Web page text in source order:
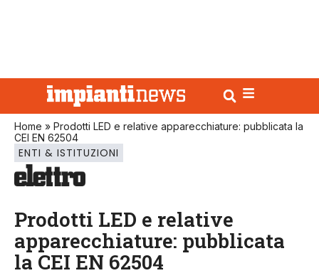
Home » Prodotti LED e relative apparecchiature: pubblicata la
CEI EN 62504
ENTI & ISTITUZIONI
Prodotti LED e relative
apparecchiature: pubblicata
la CEI EN 62504